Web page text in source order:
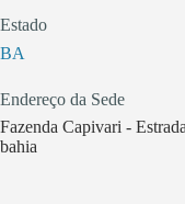
Estado
BA
Endereço da Sede
Fazenda Capivari -
bahia